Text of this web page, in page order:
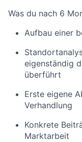
Was du nach 6
Aufbau einer
eigenständig
überführt
Erste eigene
Verhandlung
Konkrete
Marktarbeit